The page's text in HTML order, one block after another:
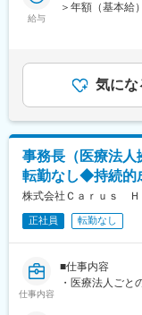
護、就労継続B
・社名の「ラシ
という「個性」
がりを「得る（
る（yell）」と
・医療・介護・
営するビオネス
心を込めてご利
医療法人化する
まりです。
2024年3月には
今後は全国的に
後はグループ売
模に成長してい
高のホスピタリ
待遇が実現した
の持続性の３つ
を目指して経営
今後日本、特に
給与
＞年額（基本給
金額であり、
は固定手当を含
気にな
事務長（医療法
転勤なし◆持続的
株式会社Ｃａｒｕｓ Ｈ
正社員 転勤なし
仕事内容
■仕事内容
・医療法人ごと